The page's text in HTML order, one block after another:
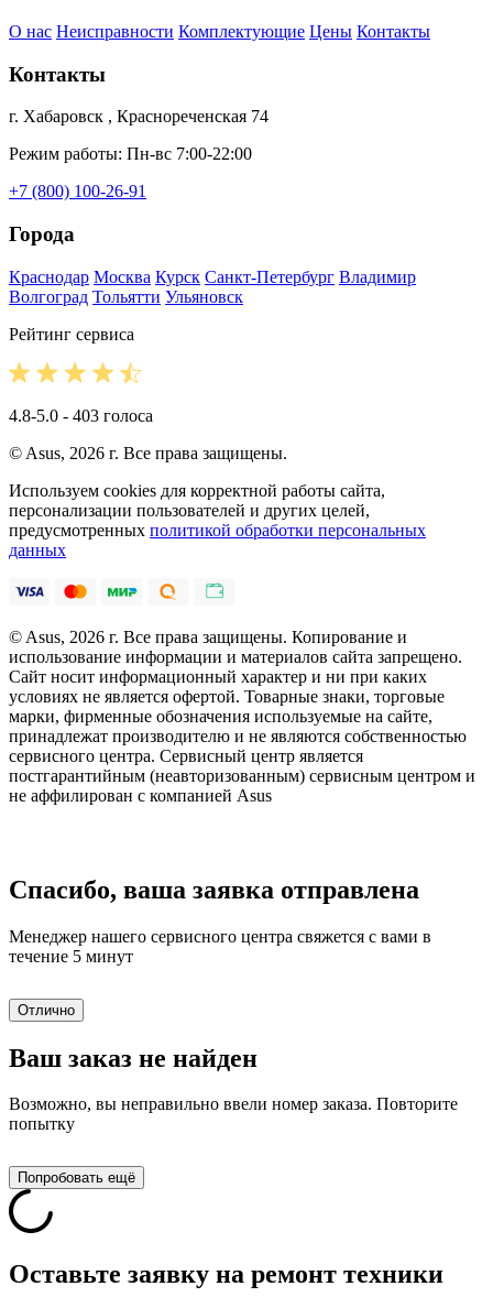
О нас Неисправности Комплектующие Цены Контакты
Контакты
г. Хабаровск , Краснореченская 74
Режим работы: Пн-вс 7:00-22:00
+7 (800) 100-26-91
Города
Краснодар Москва Курск Санкт-Петербург Владимир
Волгоград Тольятти Ульяновск
Рейтинг сервиса
4.8-5.0 - 403 голоса
© Asus, 2026 г. Все права защищены.
Используем cookies для корректной работы сайта,
персонализации пользователей и других целей,
предусмотренных политикой обработки персональных
данных
© Asus, 2026 г. Все права защищены. Копирование и
использование информации и материалов сайта запрещено.
Сайт носит информационный характер и ни при каких
условиях не является офертой. Товарные знаки, торговые
марки, фирменные обозначения используемые на сайте,
принадлежат производителю и не являются собственностью
сервисного центра. Сервисный центр является
постгарантийным (неавторизованным) сервисным центром и
не аффилирован с компанией Asus
Спасибо, ваша заявка отправлена
Менеджер нашего сервисного центра свяжется с вами в
течение 5 минут
Отлично
Ваш заказ не найден
Возможно, вы неправильно ввели номер заказа. Повторите
попытку
Попробовать ещё
Оставьте заявку на ремонт техники